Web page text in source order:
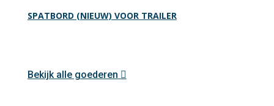
SPATBORD (NIEUW) VOOR TRAILER
Bekijk alle goederen